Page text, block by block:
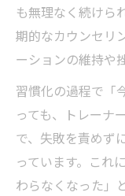
も無理なく続けら
期的なカウンセリ
ーションの維持や
習慣化の過程で「
っても、トレーナ
で、失敗を責めず
っています。これ
わらなくなった」